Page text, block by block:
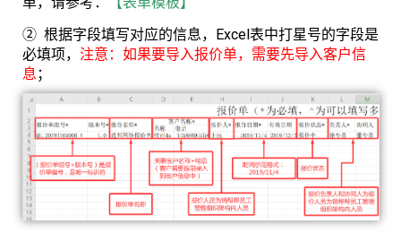
② 根据字段填写对应的信息，Excel表中打星号的字段是
必填项， 注意：如果要导入报价单，需要先导入客户信
息 ；